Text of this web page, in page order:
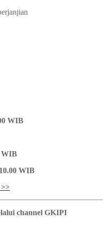
WIB
WIB
10.00 WIB
channel GKIPI